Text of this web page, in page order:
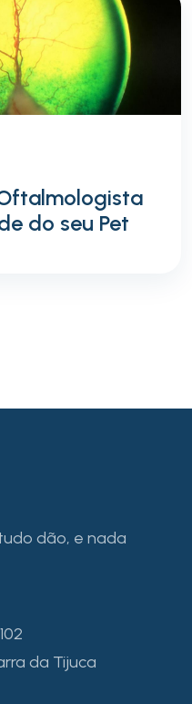
do seu Pet
dão, e nada
da Tijuca